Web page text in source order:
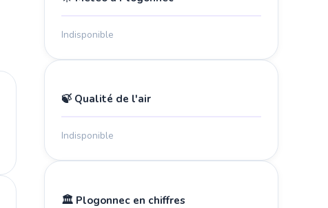
Indisponible
🍃 Qualité de l'air
Indisponible
🏛️ Plogonnec en chiffres